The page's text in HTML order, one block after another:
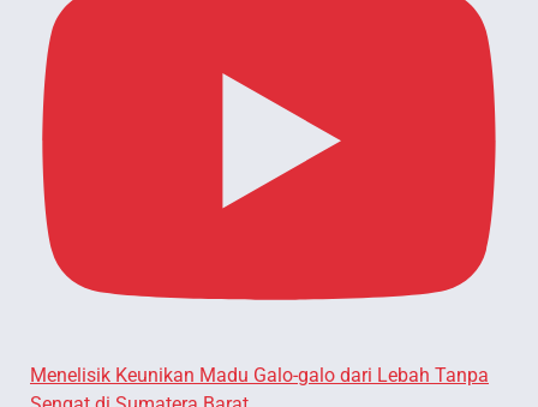
Menelisik Keunikan Madu Galo-galo dari Lebah Tanpa